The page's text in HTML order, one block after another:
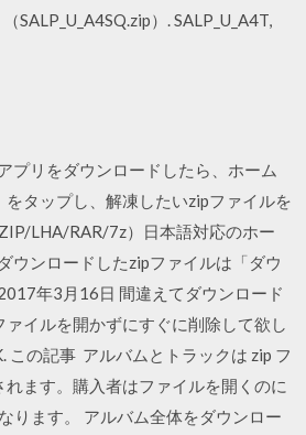
SALP_U_A4SQ.zip）. SALP_U_A4T,
プリをダウンロードしたら、ホーム
タップし、解凍したいzipファイルを
LHA/RAR/7z）日本語対応のホー
ウンロードしたzipファイルは「ダウ
年3月16日 間違えてダウンロード
イルを開かずにすぐに削除して欲し
この記事 アルバムとトラックは zip フ
れます。購入者はファイルを開くのに
ります。 アルバム全体をダウンロー